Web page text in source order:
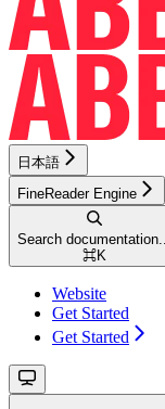
日本語
FineReader Engine
Search documentation...
⌘K
Website
Get Started
Get Started